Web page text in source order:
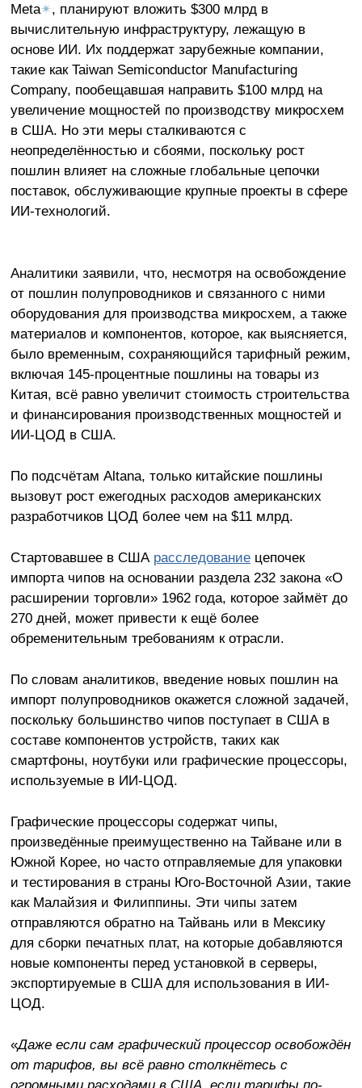
Meta✴, планируют вложить $300 млрд в
вычислительную инфраструктуру, лежащую в
основе ИИ. Их поддержат зарубежные компании,
такие как Taiwan Semiconductor Manufacturing
Company, пообещавшая направить $100 млрд на
увеличение мощностей по производству микросхем
в США. Но эти меры сталкиваются с
неопределённостью и сбоями, поскольку рост
пошлин влияет на сложные глобальные цепочки
поставок, обслуживающие крупные проекты в сфере
ИИ-технологий.
Аналитики заявили, что, несмотря на освобождение
от пошлин полупроводников и связанного с ними
оборудования для производства микросхем, а также
материалов и компонентов, которое, как выясняется,
было временным, сохраняющийся тарифный режим,
включая 145-процентные пошлины на товары из
Китая, всё равно увеличит стоимость строительства
и финансирования производственных мощностей и
ИИ-ЦОД в США.
По подсчётам Altana, только китайские пошлины
вызовут рост ежегодных расходов американских
разработчиков ЦОД более чем на $11 млрд.
Стартовавшее в США расследованиецепочек
импорта чипов на основании раздела 232 закона «О
расширении торговли» 1962 года, которое займёт до
270 дней, может привести к ещё более
обременительным требованиям к отрасли.
По словам аналитиков, введение новых пошлин на
импорт полупроводников окажется сложной задачей,
поскольку большинство чипов поступает в США в
составе компонентов устройств, таких как
смартфоны, ноутбуки или графические процессоры,
используемые в ИИ-ЦОД.
Графические процессоры содержат чипы,
произведённые преимущественно на Тайване или в
Южной Корее, но часто отправляемые для упаковки
и тестирования в страны Юго-Восточной Азии, такие
как Малайзия и Филиппины. Эти чипы затем
отправляются обратно на Тайвань или в Мексику
для сборки печатных плат, на которые добавляются
новые компоненты перед установкой в серверы,
экспортируемые в США для использования в ИИ-
ЦОД.
«Даже если сам графический процессор освобождён
от тарифов, вы всё равно столкнётесь с